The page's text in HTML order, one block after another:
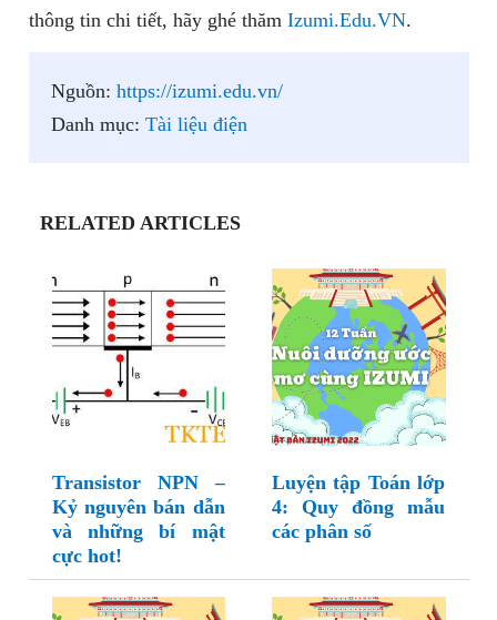
thông tin chi tiết, hãy ghé thăm Izumi.Edu.VN.
Nguồn: https://izumi.edu.vn/
Danh mục: Tài liệu điện
RELATED ARTICLES
Transistor NPN –
Kỷ nguyên bán dẫn
và những bí mật
cực hot!
Luyện tập Toán lớp
4: Quy đồng mẫu
các phân số